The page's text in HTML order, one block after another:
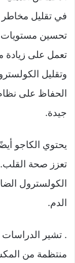
في تقليل مخاطر
تحسين مستويات
الحفاظ على
جيدة.
يحتوي الكاجو
تعزز صحة القلب.
الكولسترول
الدم.
. تشير الدراسات
منتظمة من